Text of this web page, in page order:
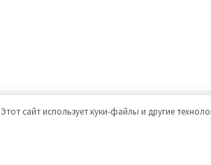
Этот сайт использует куки-файлы и другие